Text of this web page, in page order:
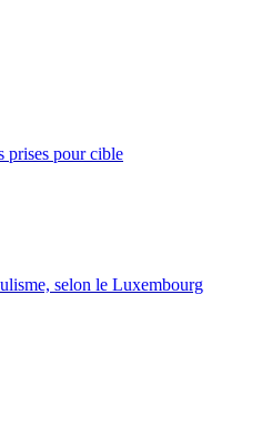
prises pour cible
selon le Luxembourg